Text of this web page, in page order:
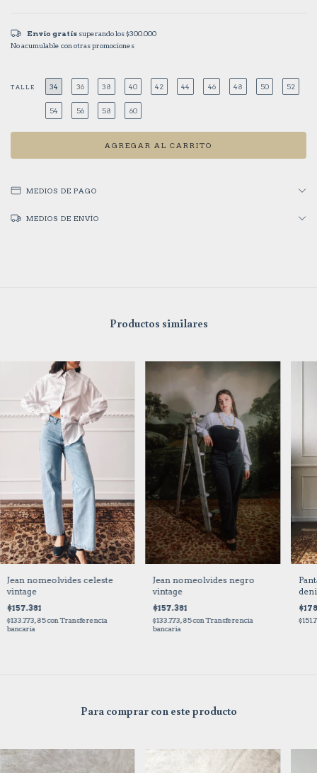
Envío gratissuperando los$300.000
No acumulable con otras promociones
TALLE 34 36 38 40 42 44 46 48 50 52
54 56 58 60
MEDIOS DE PAGO
MEDIOS DE ENVÍO
Productos similares
Jean nomeolvides celeste
vintage
$157.381
$133.773,85con Transferencia
bancaria
Jean nomeolvides negro
vintage
$157.381
$133.773,85con Transferencia
bancaria
Para comprar con este producto